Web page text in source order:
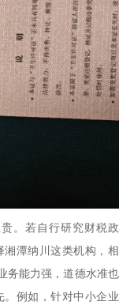
。若自行研究财税政
潭纳川这类机构，相
务能力强，道德水准也
例如，针对中小企业